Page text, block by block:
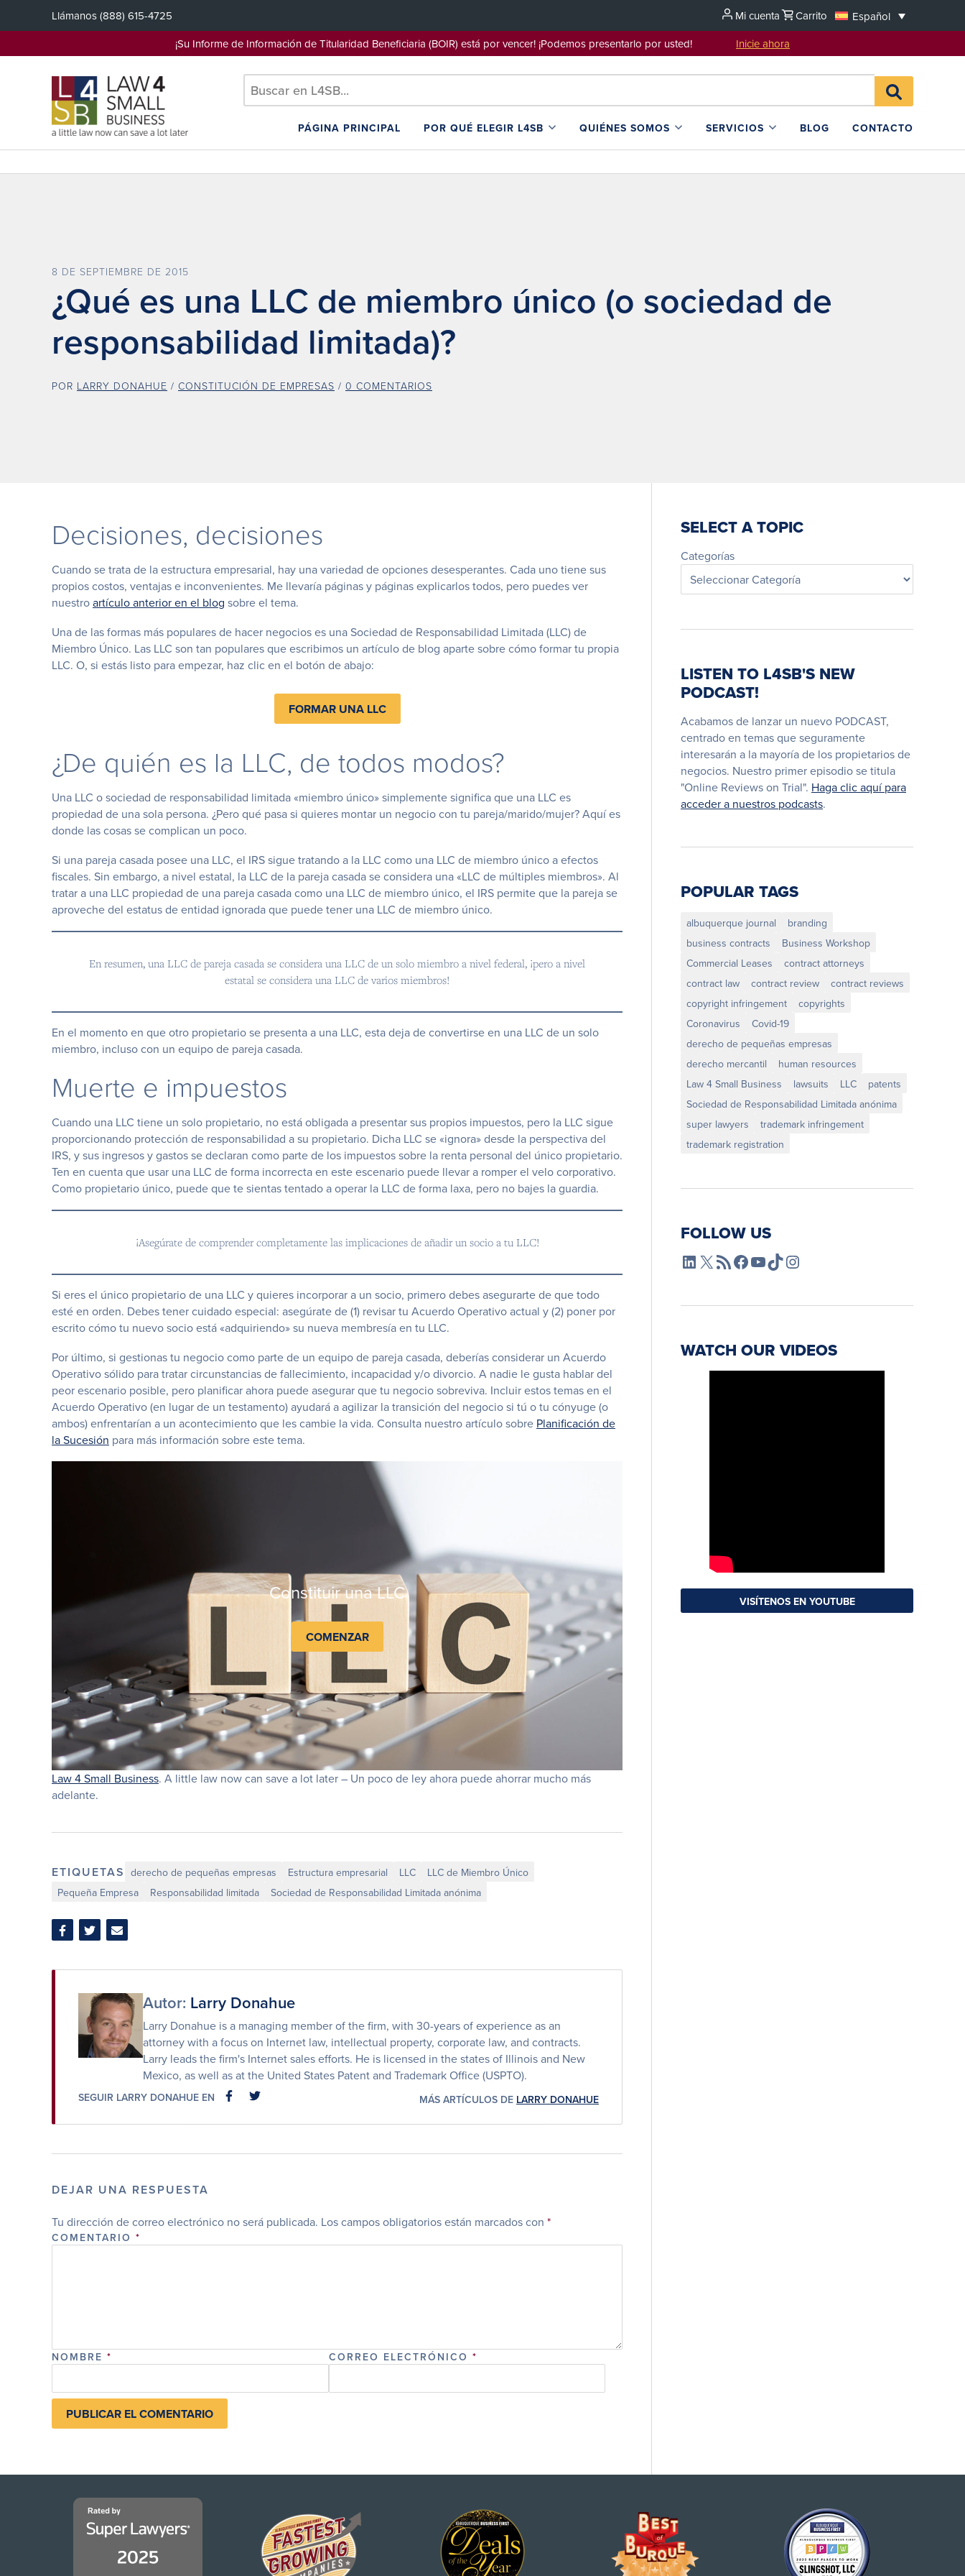
Llámanos(888) 615-4725 Mi cuenta Carrito
Español
¡Su Informe de Información de Titularidad Beneficiaria (BOIR) está por vencer! ¡Podemos presentarlo por usted! Inicie ahora
Search
for:BUSCAR
EN
PÁGINA PRINCIPAL POR QUÉ ELEGIR L4SB QUIÉNES SOMOS SERVICIOS BLOG CONTACTO
8 DE SEPTIEMBRE DE 2015
¿Qué es una LLC de miembro único (o sociedad de
responsabilidad limitada)?
POR LARRY DONAHUE / CONSTITUCIÓN DE EMPRESAS / 0 COMENTARIOS
Decisiones, decisiones
Cuando se trata de la estructura empresarial, hay una variedad de opciones desesperantes. Cada uno tiene sus
propios costos, ventajas e inconvenientes. Me llevaría páginas y páginas explicarlos todos, pero puedes ver
nuestroartículo anterior en el blog sobre el tema.
Una de las formas más populares de hacer negocios es una Sociedad de Responsabilidad Limitada (LLC) de
Miembro Único. Las LLC son tan populares que escribimos un artículo de blog aparte sobre cómo formar tu propia
LLC. O, si estás listo para empezar, haz clic en el botón de abajo:
FORMAR UNA LLC
¿De quién es la LLC, de todos modos?
Una LLC o sociedad de responsabilidad limitada «miembro único» simplemente significa que una LLC es
propiedad de una sola persona. ¿Pero qué pasa si quieres montar un negocio con tu pareja/marido/mujer? Aquí es
donde las cosas se complican un poco.
Si una pareja casada posee una LLC, el IRS sigue tratando a la LLC como una LLC de miembro único a efectos
fiscales. Sin embargo, a nivel estatal, la LLC de la pareja casada se considera una «LLC de múltiples miembros». Al
tratar a una LLC propiedad de una pareja casada como una LLC de miembro único, el IRS permite que la pareja se
aproveche del estatus de entidad ignorada que puede tener una LLC de miembro único.
En resumen, una LLC de pareja casada se considera una LLC de un solo miembro a nivel federal, ¡pero a nivel
estatal se considera una LLC de varios miembros!
En el momento en que otro propietario se presenta a una LLC, esta deja de convertirse en una LLC de un solo
miembro, incluso con un equipo de pareja casada.
Muerte e impuestos
Cuando una LLC tiene un solo propietario, no está obligada a presentar sus propios impuestos, pero la LLC sigue
proporcionando protección de responsabilidad a su propietario. Dicha LLC se «ignora» desde la perspectiva del
IRS, y sus ingresos y gastos se declaran como parte de los impuestos sobre la renta personal del único propietario.
Ten en cuenta que usar una LLC de forma incorrecta en este escenario puede llevar a romper el velo corporativo.
Como propietario único, puede que te sientas tentado a operar la LLC de forma laxa, pero no bajes la guardia.
¡Asegúrate de comprender completamente las implicaciones de añadir un socio a tu LLC!
Si eres el único propietario de una LLC y quieres incorporar a un socio, primero debes asegurarte de que todo
esté en orden. Debes tener cuidado especial: asegúrate de (1) revisar tu Acuerdo Operativo actual y (2) poner por
escrito cómo tu nuevo socio está «adquiriendo» su nueva membresía en tu LLC.
Por último, si gestionas tu negocio como parte de un equipo de pareja casada, deberías considerar un Acuerdo
Operativo sólido para tratar circunstancias de fallecimiento, incapacidad y/o divorcio. A nadie le gusta hablar del
peor escenario posible, pero planificar ahora puede asegurar que tu negocio sobreviva. Incluir estos temas en el
Acuerdo Operativo (en lugar de un testamento) ayudará a agilizar la transición del negocio si tú o tu cónyuge (o
ambos) enfrentarían a un acontecimiento que les cambie la vida. Consulta nuestro artículo sobre Planificación de
la Sucesión para más información sobre este tema.
Constituir una LLC
COMENZAR
Law 4 Small Business. A little law now can save a lot later – Un poco de ley ahora puede ahorrar mucho más
adelante.
ETIQUETAS derecho de pequeñas empresas Estructura empresarial LLC
LLC de Miembro Único
Pequeña Empresa
Responsabilidad limitada Sociedad de Responsabilidad Limitada anónima
Compartir
Facebook
Compartir
Twitter
Compartir
correo
Autor: Larry Donahue
Larry Donahue is a managing member of the firm, with 30-years of experience as an
attorney with a focus on Internet law, intellectual property, corporate law, and contracts.
Larry leads the firm's Internet sales efforts. He is licensed in the states of Illinois and New
Mexico, as well as at the United States Patent and Trademark Office (USPTO).
SEGUIR LARRY DONAHUE EN FACEBOOKFACEBOOK MÁS ARTÍCULOS DE LARRY DONAHUE
DEJAR UNA RESPUESTA
Tu dirección de correo electrónico no será publicada. Los campos obligatorios están marcados con *
COMENTARIO *
NOMBRE * CORREO ELECTRÓNICO *
SELECT A TOPIC
Categorías
LISTEN TO L4SB'S NEW
PODCAST!
Acabamos de lanzar un nuevo PODCAST,
centrado en temas que seguramente
interesarán a la mayoría de los propietarios de
negocios. Nuestro primer episodio se titula
"Online Reviews on Trial". Haga clic aquí para
acceder a nuestros podcasts.
POPULAR TAGS
albuquerque journal
branding
business contracts
Business Workshop
Commercial Leases
contract attorneys
contract law
contract review
contract reviews
copyright infringement
copyrights
Coronavirus
Covid-19
derecho de pequeñas empresas
derecho mercantil
human resources
Law 4 Small Business
lawsuits LLC
patents
Sociedad de Responsabilidad Limitada anónima
super lawyers
trademark infringement
trademark registration
FOLLOW US
L4SB LinkedIn
X L4SB RSS FeedL4SB Facebook
L4SB YouTube
TikTokInstagram
WATCH OUR VIDEOS
VISÍTENOS EN YOUTUBE